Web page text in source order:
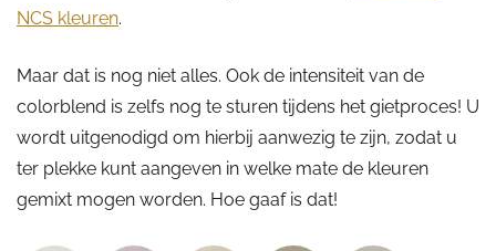
NCS kleuren.
Maar dat is nog niet alles. Ook de intensiteit van de
colorblend is zelfs nog te sturen tijdens het gietproces! U
wordt uitgenodigd om hierbij aanwezig te zijn, zodat u
ter plekke kunt aangeven in welke mate de kleuren
gemixt mogen worden. Hoe gaaf is dat!